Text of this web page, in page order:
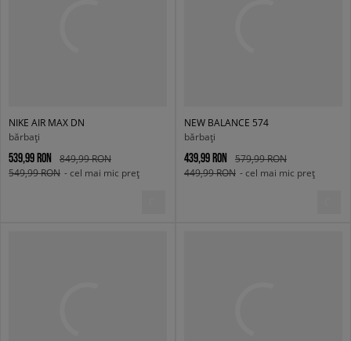
NIKE AIR MAX DN
bărbați
539,99 RON
849,99 RON
549,99 RON - cel mai mic preț
NEW BALANCE 574
bărbați
439,99 RON
579,99 RON
449,99 RON - cel mai mic preț